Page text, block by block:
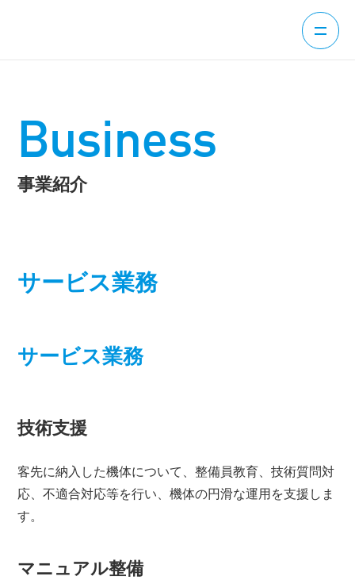
Business
事業紹介
サービス業務
サービス業務
技術支援
客先に納入した機体について、整備員教育、技術質問対
応、不適合対応等を行い、機体の円滑な運用を支援しま
す。
マニュアル整備